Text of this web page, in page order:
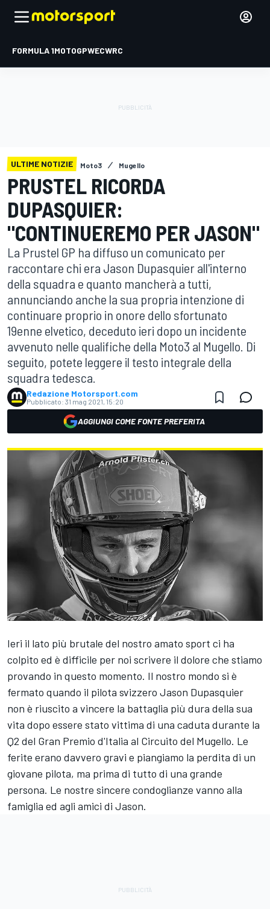
FORMULA 1MOTOGPWECWRC
ULTIME NOTIZIE Moto3 Mugello
PRUSTEL RICORDA
DUPASQUIER:
"CONTINUEREMO PER JASON"
La Prustel GP ha diffuso un comunicato per
raccontare chi era Jason Dupasquier all'interno
della squadra e quanto mancherà a tutti,
annunciando anche la sua propria intenzione di
continuare proprio in onore dello sfortunato
19enne elvetico, deceduto ieri dopo un incidente
avvenuto nelle qualifiche della Moto3 al Mugello. Di
seguito, potete leggere il testo integrale della
squadra tedesca.
Redazione Motorsport.com
Pubblicato: 31 mag 2021, 15:20
AGGIUNGI COME FONTE PREFERITA
Ieri il lato più brutale del nostro amato sport ci ha
colpito ed è difficile per noi scrivere il dolore che stiamo
provando in questo momento. Il nostro mondo si è
fermato quando il pilota svizzero Jason Dupasquier
non è riuscito a vincere la battaglia più dura della sua
vita dopo essere stato vittima di una caduta durante la
Q2 del Gran Premio d'Italia al Circuito del Mugello. Le
ferite erano davvero gravi e piangiamo la perdita di un
giovane pilota, ma prima di tutto di una grande
persona. Le nostre sincere condoglianze vanno alla
famiglia ed agli amici di Jason.